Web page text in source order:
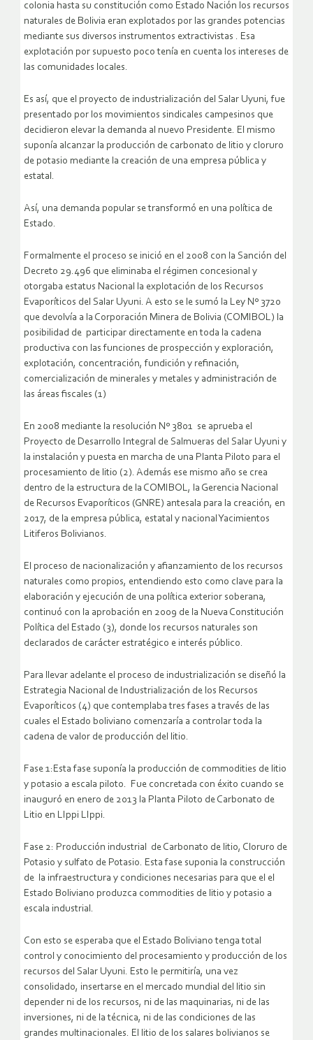
colonia hasta su constitución como Estado Nación los recursos
naturales de Bolivia eran explotados por las grandes potencias
mediante sus diversos instrumentos extractivistas . Esa
explotación por supuesto poco tenía en cuenta los intereses de
las comunidades locales.
Es así, que el proyecto de industrialización del Salar Uyuni, fue
presentado por los movimientos sindicales campesinos que
decidieron elevar la demanda al nuevo Presidente. El mismo
suponía alcanzar la producción de carbonato de litio y cloruro
de potasio mediante la creación de una empresa pública y
estatal.
Así, una demanda popular se transformó en una política de
Estado.
Formalmente el proceso se inició en el 2008 con la Sanción del
Decreto 29.496 que eliminaba el régimen concesional y
otorgaba estatus Nacional la explotación de los Recursos
Evaporíticos del Salar Uyuni. A esto se le sumó la Ley Nº 3720
que devolvía a la Corporación Minera de Bolivia (COMIBOL) la
posibilidad de participar directamente en toda la cadena
productiva con las funciones de prospección y exploración,
explotación, concentración, fundición y refinación,
comercialización de minerales y metales y administración de
las áreas fiscales (1)
En 2008 mediante la resolución Nº 3801 se aprueba el
Proyecto de Desarrollo Integral de Salmueras del Salar Uyuni y
la instalación y puesta en marcha de una Planta Piloto para el
procesamiento de litio (2). Además ese mismo año se crea
dentro de la estructura de la COMIBOL, la Gerencia Nacional
de Recursos Evaporíticos (GNRE) antesala para la creación, en
2017, de la empresa pública, estatal y nacional Yacimientos
Litiferos Bolivianos.
El proceso de nacionalización y afianzamiento de los recursos
naturales como propios, entendiendo esto como clave para la
elaboración y ejecución de una política exterior soberana,
continuó con la aprobación en 2009 de la Nueva Constitución
Política del Estado (3), donde los recursos naturales son
declarados de carácter estratégico e interés público.
Para llevar adelante el proceso de industrialización se diseñó la
Estrategia Nacional de Industrialización de los Recursos
Evaporíticos (4) que contemplaba tres fases a través de las
cuales el Estado boliviano comenzaría a controlar toda la
cadena de valor de producción del litio.
Fase 1:Esta fase suponía la producción de commodities de litio
y potasio a escala piloto. Fue concretada con éxito cuando se
inauguró en enero de 2013 la Planta Piloto de Carbonato de
Litio en LIppi LIppi.
Fase 2: Producción industrial de Carbonato de litio, Cloruro de
Potasio y sulfato de Potasio. Esta fase suponia la construcción
de la infraestructura y condiciones necesarias para que el el
Estado Boliviano produzca commodities de litio y potasio a
escala industrial.
Con esto se esperaba que el Estado Boliviano tenga total
control y conocimiento del procesamiento y producción de los
recursos del Salar Uyuni. Esto le permitiría, una vez
consolidado, insertarse en el mercado mundial del litio sin
depender ni de los recursos, ni de las maquinarias, ni de las
inversiones, ni de la técnica, ni de las condiciones de las
grandes multinacionales. El litio de los salares bolivianos se